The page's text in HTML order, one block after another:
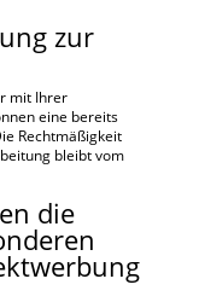
zur
mit Ihrer
eine bereits
Rechtmäßigkeit
bleibt vom
die